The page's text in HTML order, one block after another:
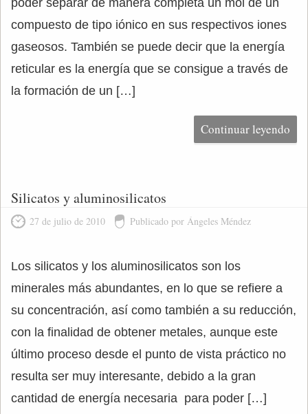
poder separar de manera completa un mol de un
compuesto de tipo iónico en sus respectivos iones
gaseosos. También se puede decir que la energía
reticular es la energía que se consigue a través de
la formación de un […]
Continuar leyendo
Silicatos y aluminosilicatos
27 de julio de 2010 Publicado por Ángeles Méndez
Los silicatos y los aluminosilicatos son los
minerales más abundantes, en lo que se refiere a
su concentración, así como también a su reducción,
con la finalidad de obtener metales, aunque este
último proceso desde el punto de vista práctico no
resulta ser muy interesante, debido a la gran
cantidad de energía necesaria para poder […]